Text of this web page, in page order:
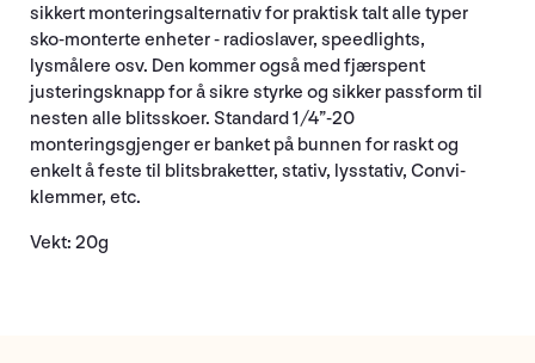
sikkert monteringsalternativ for praktisk talt alle typer
sko-monterte enheter - radioslaver, speedlights,
lysmålere osv. Den kommer også med fjærspent
justeringsknapp for å sikre styrke og sikker passform til
nesten alle blitsskoer. Standard 1/4”-20
monteringsgjenger er banket på bunnen for raskt og
enkelt å feste til blitsbraketter, stativ, lysstativ, Convi-
klemmer, etc.
Vekt: 20g